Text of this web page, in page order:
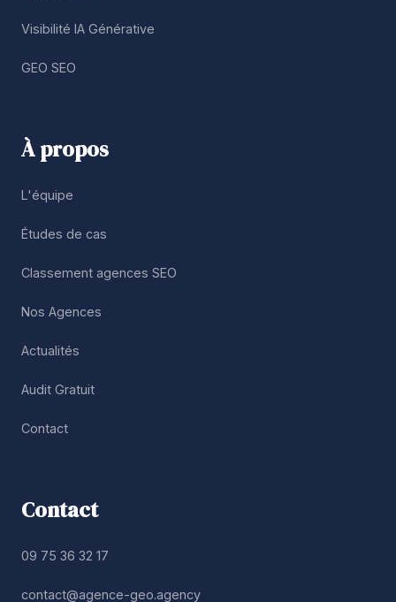
Visibilité IA Générative
GEO SEO
À propos
L'équipe
Études de cas
Classement agences SEO
Nos Agences
Actualités
Audit Gratuit
Contact
Contact
09 75 36 32 17
contact@agence-geo.agency